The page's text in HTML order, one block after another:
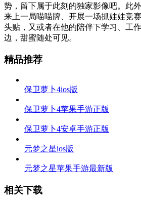
势，留下属于此刻的独家影像吧。此
来上一局喵喵牌、开展一场抓娃娃竞
头贴，又或者在他的陪伴下学习、
边，甜蜜随处可见。
精品推荐
保卫萝卜4ios版
保卫萝卜4苹果手游正版
保卫萝卜4安卓手游正版
元梦之星ios版
元梦之星苹果手游最新版
相关下载